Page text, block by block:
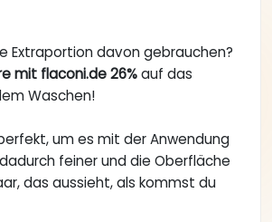
Extraportion davon gebrauchen?
mit flaconi.de 26%auf das
Waschen!
um es mit der Anwendung
feiner und die Oberfläche
das aussieht, als kommst du